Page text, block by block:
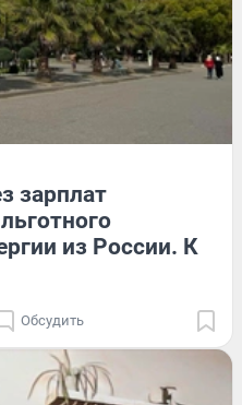
зарплат
из России. К
Обсудить